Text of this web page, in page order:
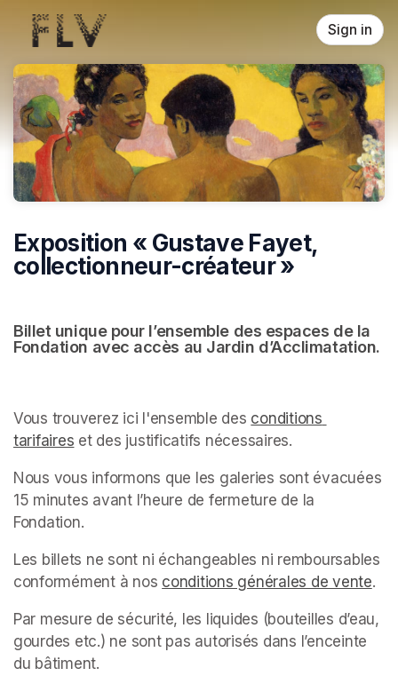
Skip header
Sign in
Exposition « Gustave Fayet,
collectionneur-créateur »
Billet unique pour l’ensemble des espaces de la
Fondation avec accès au Jardin d’Acclimatation.
Vous trouverez ici l'ensemble des conditions
tarifaires (opens in a new tab)
et des justificatifs nécessaires.
Nous vous informons que les galeries sont évacuées
15 minutes avant l’heure de fermeture de la
Fondation.
Les billets ne sont ni échangeables ni remboursables
conformément à nos conditions générales de vente.
Par mesure de sécurité, les liquides (bouteilles d’eau,
gourdes etc.) ne sont pas autorisés dans l’enceinte
du bâtiment.